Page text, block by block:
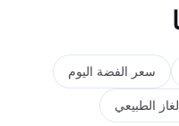
سعر الفضة اليوم
الطبيعي